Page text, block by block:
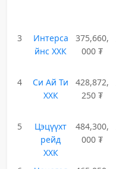
3
Интерса
йнс ХХК
375,660,
000 ₮
4
Си Ай Ти
ХХК
428,872,
250 ₮
5
Цэцүүхт
рейд
ХХК
484,300,
000 ₮